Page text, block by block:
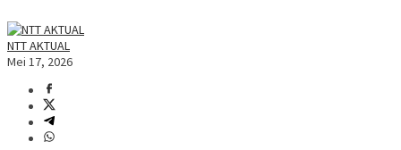
NTT AKTUAL
Mei 17, 2026